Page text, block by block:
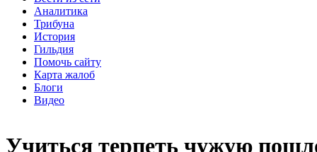
Аналитика
Трибуна
История
Гильдия
Помочь сайту
Карта жалоб
Блоги
Видео
Учиться терпеть чужую